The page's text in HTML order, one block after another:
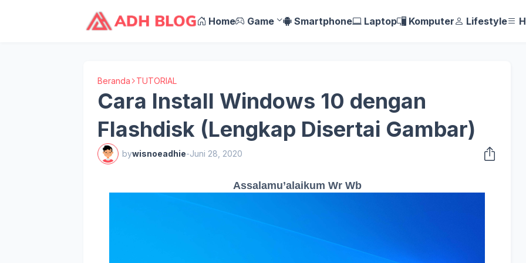
Home Game Smartphone Laptop Komputer Lifestyle
Beranda TUTORIAL
Cara Install Windows 10 dengan
Flashdisk (Lengkap Disertai Gambar)
bywisnoeadhie-Juni 28, 2020
Assalamu’alaikum Wr Wb